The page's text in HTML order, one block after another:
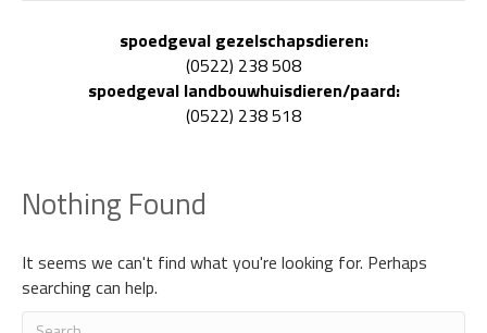
spoedgeval gezelschapsdieren:
(0522) 238 508
spoedgeval landbouwhuisdieren/paard:
(0522) 238 518
Nothing Found
It seems we can't find what you're looking for. Perhaps
searching can help.